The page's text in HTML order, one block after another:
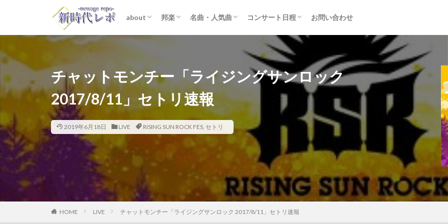
about
ライター紹介
プライバシーポリシー
免責事項
邦楽
STARTO ENTERTAINMENT (旧ジャニーズ)
女性アイドル
K-POP
洋楽
名曲・人気曲
おすすめアルバム
歌詞考察
コンサート日程
セトリ・まとめ
ライブレポ
カード枠
お問い合わせ
チャットモンチー「ライジングサンロック
2017/8/11」セトリ速報
2019年6月18日 LIVE RISING SUN ROCK FES, セトリ
HOME LIVE チャットモンチー「ライジングサンロック 2017/8/11」セトリ速報